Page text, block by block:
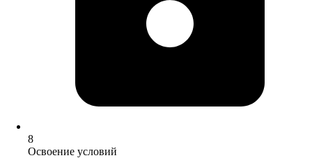
8
Освоение условий